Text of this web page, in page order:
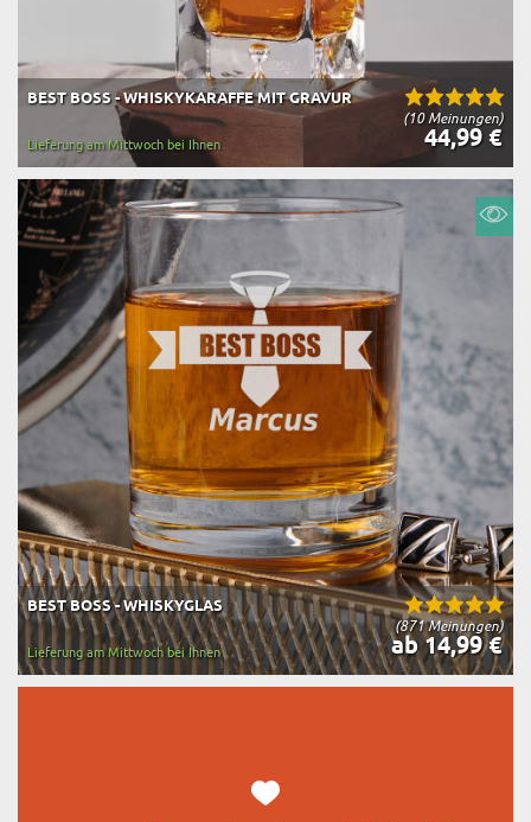
(10 Meinungen)
BEST BOSS - WHISKYKARAFFE MIT GRAVUR
44,99 €
Lieferung am Mittwoch bei Ihnen
(871 Meinungen)
BEST BOSS - WHISKYGLAS
ab 14,99 €
Lieferung am Mittwoch bei Ihnen